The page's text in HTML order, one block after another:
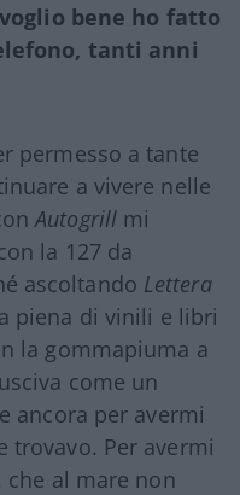
bene ho fatto
tanti anni
permesso a tante
a vivere nelle
Autogrill mi
la 127 da
ascoltando Lettera
piena di vinili e libri
la gommapiuma a
come un
ancora per avermi
trovavo. Per avermi
che al mare non